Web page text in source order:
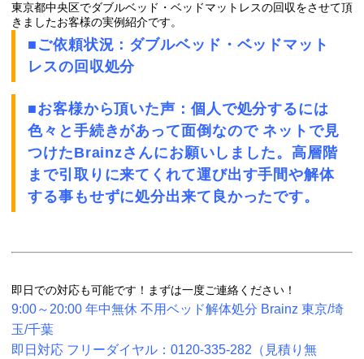
東京都中央区でダブルベッド・ベッドマットレスの回収をさせて頂
きましたお客様の実例紹介です。
■ご依頼状況：ダブルベッド・ベッドマット
レスの回収処分
■お客様から頂いた声：個人で処分するには
色々と手続きがあって面倒なので ネットで見
つけたBrainzさんにお願いしました。高層階
まで引取りに来てくれて運び出す手間や解体
する事もせずに処分出来て良かったです。
即日での対応も可能です！まずは一度ご連絡ください！
9:00～20:00 年中無休 不用ベッド解体処分 Brainz 東京/埼
玉/千葉
即日対応 フリーダイヤル：0120-335-282（見積り無